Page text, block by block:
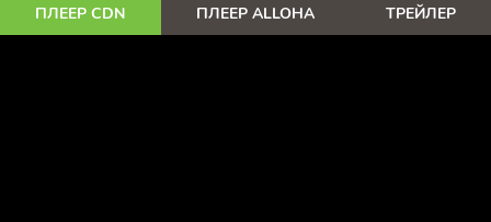
ПЛЕЕР CDN ПЛЕЕР ALLOHA ТРЕЙЛЕР